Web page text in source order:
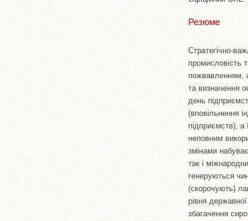
Резюме
Стратегічно-
промисловість
пожвавленням,
та визначення
день
(вповільнення
підприємств), а
неповним
змінами
так і
генеруються
(скорочують)
рівня
збагачення